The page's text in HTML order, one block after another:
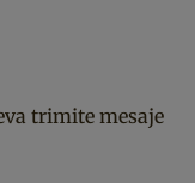
trimite mesaje